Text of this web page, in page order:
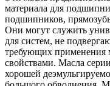
материала для
подшипников,
Они могут служить
для систем, не
требующих применения
свойствами. Масла
хорошей